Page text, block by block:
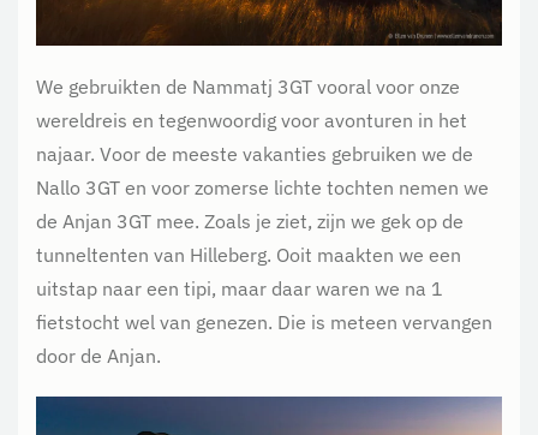
We gebruikten de Nammatj 3GT vooral voor onze
wereldreis en tegenwoordig voor avonturen in het
najaar. Voor de meeste vakanties gebruiken we de
Nallo 3GT en voor zomerse lichte tochten nemen we
de Anjan 3GT mee. Zoals je ziet, zijn we gek op de
tunneltenten van Hilleberg. Ooit maakten we een
uitstap naar een tipi, maar daar waren we na 1
fietstocht wel van genezen. Die is meteen vervangen
door de Anjan.